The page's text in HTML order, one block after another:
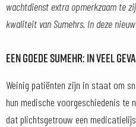
wachtdienst extra opmerkzaam te
kwaliteit van Sumehrs. In deze
EEN GOEDE SUMEHR: IN VEEL
Weinig patiënten zijn in staat om
hun medische voorgeschiedenis te
dat plichtsgetrouw een